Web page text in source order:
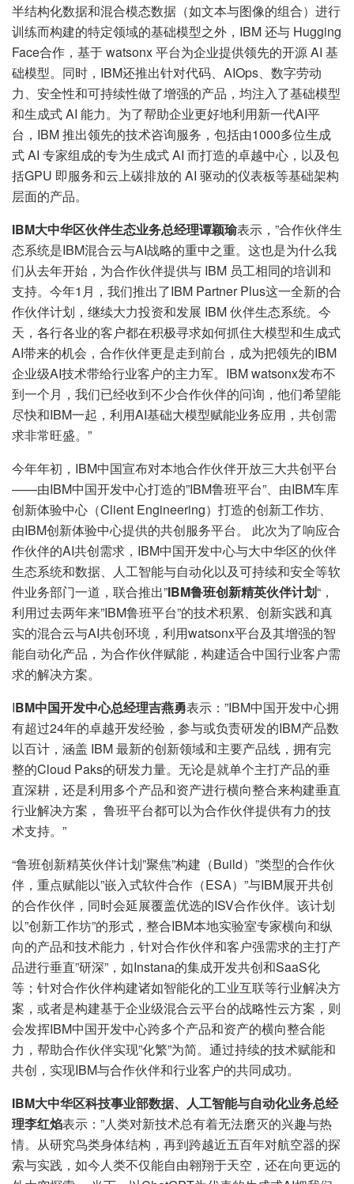
半结构化数据和混合模态数据（如文本与图像的组合）进行
训练而构建的特定领域的基础模型之外，IBM 还与 Hugging
Face合作，基于 watsonx 平台为企业提供领先的开源 AI 基
础模型。同时，IBM还推出针对代码、AIOps、数字劳动
力、安全性和可持续性做了增强的产品，均注入了基础模型
和生成式 AI 能力。为了帮助企业更好地利用新一代AI平
台，IBM 推出领先的技术咨询服务，包括由1000多位生成
式 AI 专家组成的专为生成式 AI 而打造的卓越中心，以及包
括GPU 即服务和云上碳排放的 AI 驱动的仪表板等基础架构
层面的产品。
IBM大中华区伙伴生态业务总经理谭颖瑜表示，”合作伙伴生
态系统是IBM混合云与AI战略的重中之重。这也是为什么我
们从去年开始，为合作伙伴提供与 IBM 员工相同的培训和
支持。今年1月，我们推出了IBM Partner Plus这一全新的合
作伙伴计划，继续大力投资和发展 IBM 伙伴生态系统。今
天，各行各业的客户都在积极寻求如何抓住大模型和生成式
AI带来的机会，合作伙伴更是走到前台，成为把领先的IBM
企业级AI技术带给行业客户的主力军。IBM watsonx发布不
到一个月，我们已经收到不少合作伙伴的问询，他们希望能
尽快和IBM一起，利用AI基础大模型赋能业务应用，共创需
求非常旺盛。”
今年年初，IBM中国宣布对本地合作伙伴开放三大共创平台
——由IBM中国开发中心打造的”IBM鲁班平台”、由IBM车库
创新体验中心（Client Engineering）打造的创新工作坊、
由IBM创新体验中心提供的共创服务平台。 此次为了响应合
作伙伴的AI共创需求，IBM中国开发中心与大中华区的伙伴
生态系统和数据、人工智能与自动化以及可持续和安全等软
件业务部门一道，联合推出”IBM鲁班创新精英伙伴计划“，
利用过去两年来”IBM鲁班平台”的技术积累、创新实践和真
实的混合云与AI共创环境，利用watsonx平台及其增强的智
能自动化产品，为合作伙伴赋能，构建适合中国行业客户需
求的解决方案。
IBM中国开发中心总经理吉燕勇表示：”IBM中国开发中心拥
有超过24年的卓越开发经验，参与或负责研发的IBM产品数
以百计，涵盖 IBM 最新的创新领域和主要产品线，拥有完
整的Cloud Paks的研发力量。无论是就单个主打产品的垂
直深耕，还是利用多个产品和资产进行横向整合来构建垂直
行业解决方案， 鲁班平台都可以为合作伙伴提供有力的技
术支持。”
“鲁班创新精英伙伴计划”聚焦”构建（Build）”类型的合作伙
伴，重点赋能以”嵌入式软件合作（ESA）”与IBM展开共创
的合作伙伴，同时会延展覆盖优选的ISV合作伙伴。该计划
以”创新工作坊”的形式，整合IBM本地实验室专家横向和纵
向的产品和技术能力，针对合作伙伴和客户强需求的主打产
品进行垂直”研深”，如Instana的集成开发共创和SaaS化
等；针对合作伙伴构建诸如智能化的工业互联等行业解决方
案，或者是构建基于企业级混合云平台的战略性云方案，则
会发挥IBM中国开发中心跨多个产品和资产的横向整合能
力，帮助合作伙伴实现”化繁”为简。通过持续的技术赋能和
共创，实现IBM与合作伙伴和行业客户的共同成功。
IBM大中华区科技事业部数据、人工智能与自动化业务总经
理李红焰表示：”人类对新技术总有着无法磨灭的兴趣与热
情。从研究鸟类身体结构，再到跨越近五百年对航空器的探
索与实践，如今人类不仅能自由翱翔于天空，还在向更远的